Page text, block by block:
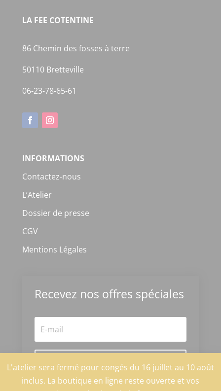
L'atelier sera fermé pour congés du 16 juillet au 10 août
inclus. La boutique en ligne reste ouverte et vos
LA FEE COTENTINE
86 Chemin des fosses à terre
50110 Bretteville
06-23-78-65-61
INFORMATIONS
Contactez-nous
L’Atelier
Dossier de presse
CGV
Mentions Légales
Recevez nos offres spéciales
S'abonner